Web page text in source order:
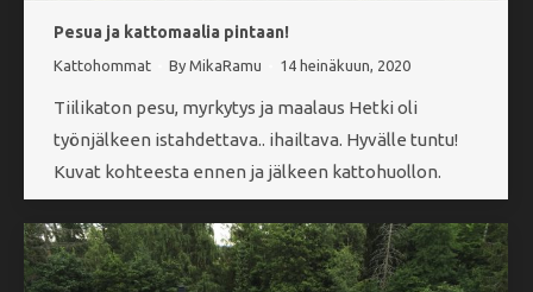
Pesua ja kattomaalia pintaan!
Kattohommat By MikaRamu 14 heinäkuun, 2020
Tiilikaton pesu, myrkytys ja maalaus Hetki oli
työnjälkeen istahdettava.. ihailtava. Hyvälle tuntu!
Kuvat kohteesta ennen ja jälkeen kattohuollon.